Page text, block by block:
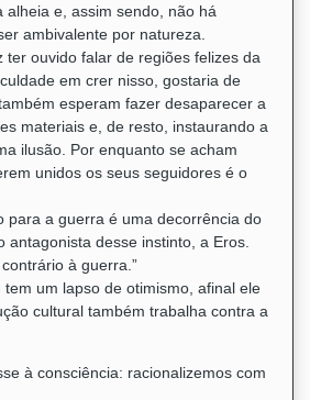
e, assim sendo, não há
ambivalente por natureza.
ter ouvido falar de regiões felizes da
em crer nisso, gostaria de
esperam fazer desaparecer a
materiais e, de resto, instaurando a
ilusão. Por enquanto se acham
unidos os seus seguidores é o
para a guerra é uma decorrência do
desse instinto, a Eros.
à guerra.”
um lapso de otimismo, afinal ele
cultural também trabalha contra a
à consciência: racionalizemos com